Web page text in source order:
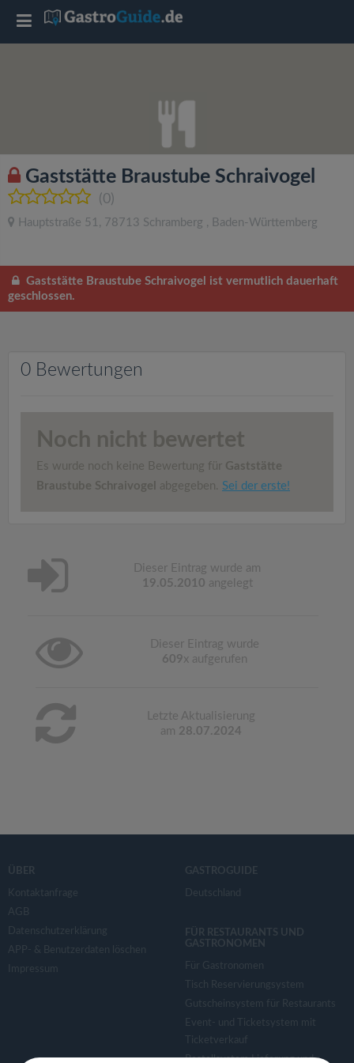
Gaststätte Braustube Schraivogel
(0)
Hauptstraße 51 , 78713 Schramberg , Baden-Württemberg
Gaststätte Braustube Schraivogel ist vermutlich dauerhaft
geschlossen.
0 Bewertungen
Noch nicht bewertet
Es wurde noch keine Bewertung für Gaststätte
Braustube Schraivogel
abgegeben. Sei der erste!
Dieser Eintrag wurde am
19.05.2010 angelegt
Dieser Eintrag wurde
609x aufgerufen
Letzte Aktualisierung
am 28.07.2024
ÜBER
Kontaktanfrage
AGB
Datenschutzerklärung
APP- & Benutzerdaten löschen
Impressum
GASTROGUIDE
Deutschland
FÜR RESTAURANTS UND
GASTRONOMEN
Für Gastronomen
Tisch Reservierungsystem
Gutscheinsystem für Restaurants
Event- und Ticketsystem mit
Ticketverkauf
Bestellsystem Lieferung und
T
l
e
a
n